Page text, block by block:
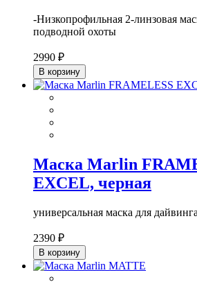
-Низкопрофильная 2-линзовая
подводной охоты
2990 ₽
В корзину
Маска Marlin
EXCEL, черная
универсальная маска для
2390 ₽
В корзину